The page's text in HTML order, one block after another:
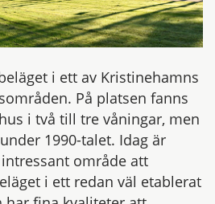
i ett av Kristinehamns
På platsen fanns
i två till tre våningar, men
1990-talet. Idag är
område att
i ett redan väl etablerat